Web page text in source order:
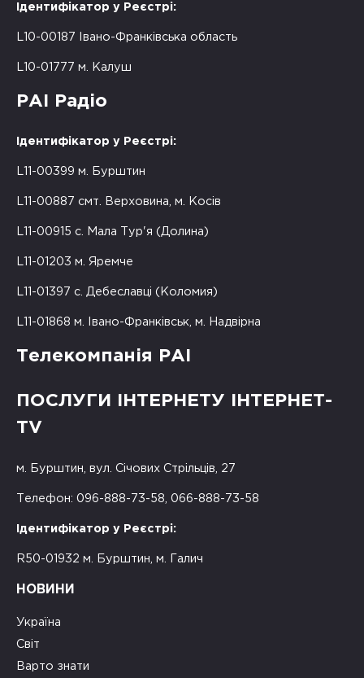
Ідентифікатор у Реєстрі:
L10-00187 Івано-Франківська область
L10-01777 м. Калуш
РАІ Радіо
Ідентифікатор у Реєстрі:
L11-00399 м. Бурштин
L11-00887 смт. Верховина, м. Косів
L11-00915 с. Мала Тур'я (Долина)
L11-01203 м. Яремче
L11-01397 с. Дебеславці (Коломия)
L11-01868 м. Івано-Франківськ, м. Надвірна
Телекомпанія РАІ
ПОСЛУГИ ІНТЕРНЕТУ ІНТЕРНЕТ-
TV
м. Бурштин, вул. Січових Стрільців, 27
Телефон: 096-888-73-58, 066-888-73-58
Ідентифікатор у Реєстрі:
R50-01932 м. Бурштин, м. Галич
НОВИНИ
Україна
Світ
Варто знати